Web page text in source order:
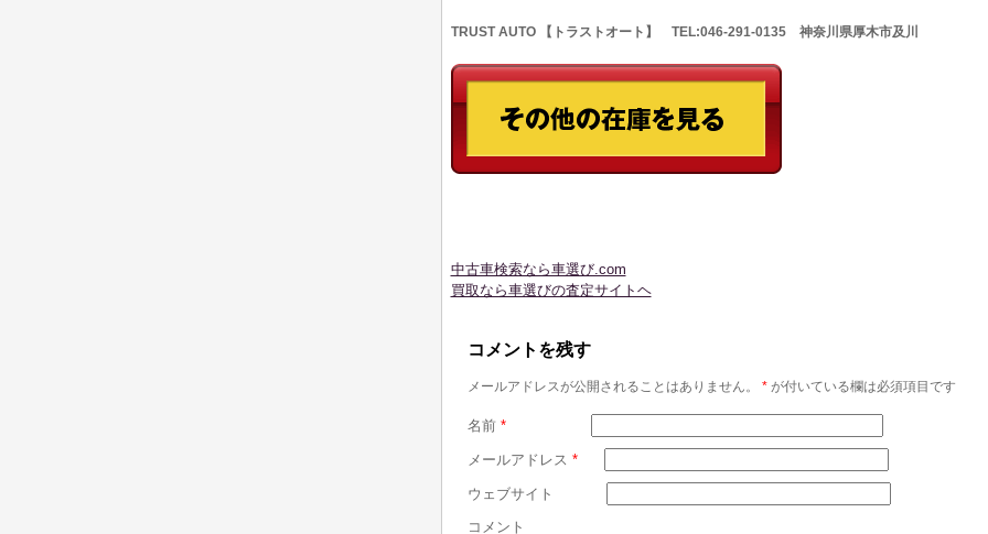
TRUST AUTO 【トラストオート】 TEL:046-291-0135 神奈川県厚木市及川
中古車検索なら車選び.com
買取なら車選びの査定サイトヘ
コメントを残す
メールアドレスが公開されることはありません。 *が付いている欄は必須項目です
名前 *
メールアドレス *
ウェブサイト
コメント